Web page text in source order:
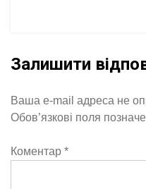
Залишити
Ваша e-mail адреса не
Обов’язкові поля
Коментар *